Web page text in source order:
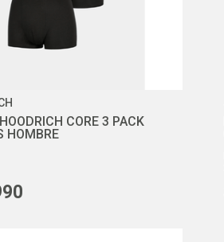
CORE 3 PACK
HOMBRE